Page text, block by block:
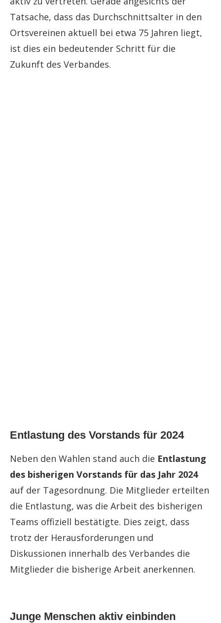
Tatsache, dass das Durchschnittsalter in den
Ortsvereinen aktuell bei etwa 75 Jahren liegt,
ist dies ein bedeutender Schritt für die
Zukunft des Verbandes.
Entlastung des Vorstands für 2024
Neben den Wahlen stand auch die Entlastung
des bisherigen Vorstands für das Jahr 2024
auf der Tagesordnung. Die Mitglieder erteilten
die Entlastung, was die Arbeit des bisherigen
Teams offiziell bestätigte. Dies zeigt, dass
trotz der Herausforderungen und
Diskussionen innerhalb des Verbandes die
Mitglieder die bisherige Arbeit anerkennen.
Junge Menschen aktiv einbinden